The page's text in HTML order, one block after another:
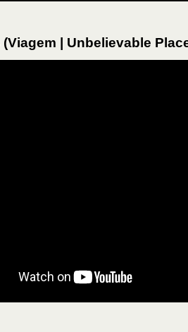
| Unbelievable